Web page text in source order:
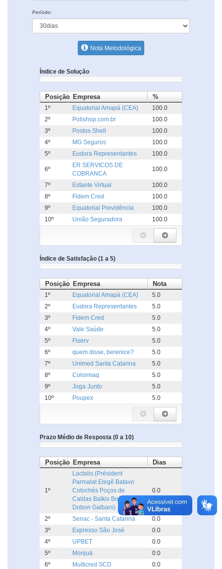
Período:
Nota Metodológica
Índice de Solução
Posição Empresa %
1º Equatorial Amapá (CEA)
100.0
2º
Polishop.com.br
100.0
3º
Postos Shell
100.0
4º
MG Seguros
100.0
5º
Eudora Representantes 100.0
6º
ER SERVICOS DE
COBRANCA
100.0
7º Estante Virtual
100.0
8º
Fidem Cred
100.0
9º
Equatorial Previdência
100.0
10º
União Seguradora 100.0
Índice de Satisfação (1 a 5)
Posição Empresa Nota
1º Equatorial Amapá (CEA)
5.0
2º
Eudora Representantes
5.0
3º
Fidem Cred
5.0
4º
Vale Saúde
5.0
5º
Fiserv
5.0
6º
quem disse, berenice?
5.0
7º
Unimed Santa Catarina
5.0
8º
Colormaq
5.0
9º
Joga Junto
5.0
10º
Poupex 5.0
Prazo Médio de Resposta (0 a 10)
Posição Empresa Dias
1º
Lactalis (Président
Parmalat Elegê Batavo
Cotochés Poços de
Caldas Balkis Boa Nata
Dobon Galbani)
0.0
2º Senac - Santa Catarina
0.0
3º
Expresso São José
0.0
4º
UPBET
0.0
5º
Monjuá
0.0
6º
Multicred SCD
0.0